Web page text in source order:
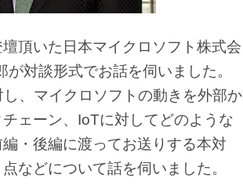
頂いた日本マイクロソフト株式会
対談形式でお話を伺いました。
、マイクロソフトの動きを外部か
ェーン、IoTに対してどのような
・後編に渡ってお送りする本対
などについて話を伺いました。